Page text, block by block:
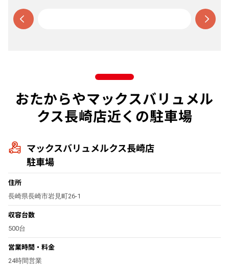
おたからやマックスバリュメル
クス長崎店近くの駐車場
マックスバリュメルクス長崎店
駐車場
住所
長崎県長崎市岩見町26-1
収容台数
500台
営業時間・料金
24時間営業